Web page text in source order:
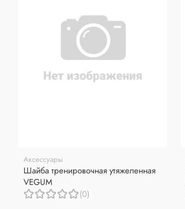
Аксессуары
Шайба тренировочная утяжеленная
VEGUM
(0)